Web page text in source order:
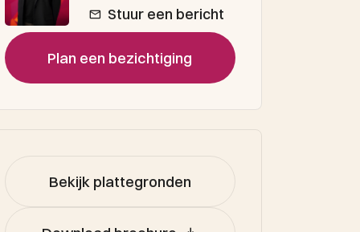
Stuur een bericht
Plan een bezichtiging
Bekijk plattegronden